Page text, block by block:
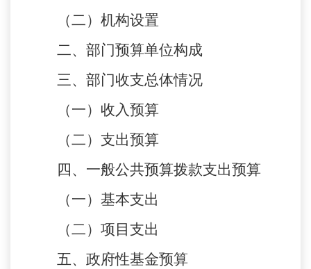
（二）机构设置
二、部门预算单位构成
三、部门收支总体情况
（一）收入预算
（二）支出预算
四、一般公共预算拨款支出预算
（一）基本支出
（二）项目支出
五、政府性基金预算